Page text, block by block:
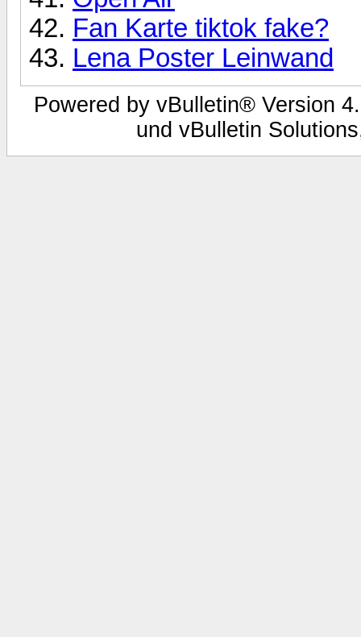
Fan Karte tiktok fake?
Lena Poster Leinwand
Powered by vBulletin® Version
und vBulletin